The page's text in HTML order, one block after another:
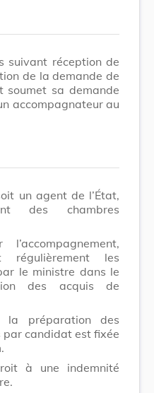
suivant réception de
de la demande de
soumet sa demande
accompagnateur au
un agent de l’État,
des chambres
régulièrement les
le ministre dans le
des acquis de
préparation des
par candidat est fixée
à une indemnité